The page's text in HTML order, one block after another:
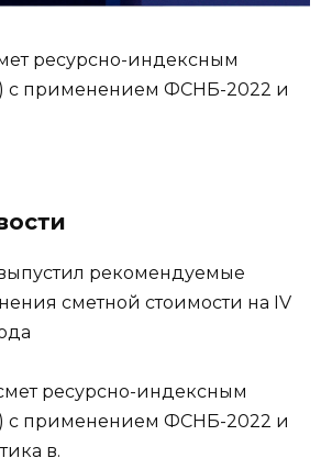
ресурсно-индексным
с применением ФСНБ-2022 и
рекомендуемые
сметной стоимости на IV
ресурсно-индексным
с применением ФСНБ-2022 и
в.